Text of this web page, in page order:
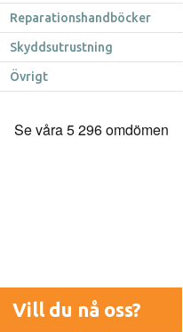
Reparationshandböcker
Skyddsutrustning
Övrigt
Vill du nå oss?